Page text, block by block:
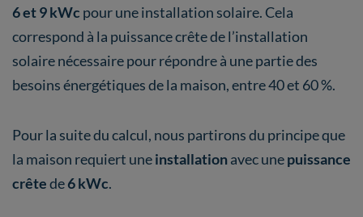
6 et 9 kWc pour une installation solaire. Cela
correspond à la puissance crête de l’installation
solaire nécessaire pour répondre à une partie des
besoins énergétiques de la maison, entre 40 et 60 %.
Pour la suite du calcul, nous partirons du principe que
la maison requiert uneinstallationavec unepuissance
crêtede6 kWc.